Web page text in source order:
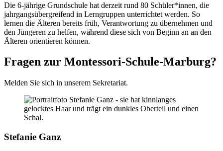
Die 6-jährige Grundschule hat derzeit rund 80 Schüler*innen, die
jahrgangsübergreifend in Lerngruppen unterrichtet werden. So
lernen die Älteren bereits früh, Verantwortung zu übernehmen und
den Jüngeren zu helfen, während diese sich von Beginn an an den
Älteren orientieren können.
Fragen zur Montessori-Schule-Marburg?
Melden Sie sich in unserem Sekretariat.
Stefanie Ganz